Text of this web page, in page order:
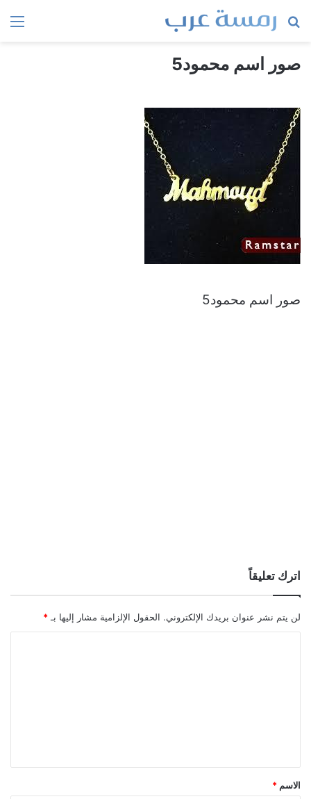
بحث
صور اسم محمود5
صور اسم محمود5
اترك تعليقاً
لن يتم نشر عنوان بريدك الإلكتروني. الحقول الإلزامية مشار إليها بـ *
ق
*
الاسم *